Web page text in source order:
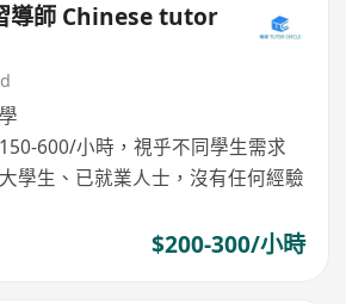
導師 Chinese tutor
600/小時，視乎不同學生需求
學生、已就業人士，沒有任何經驗
$200-300/小時